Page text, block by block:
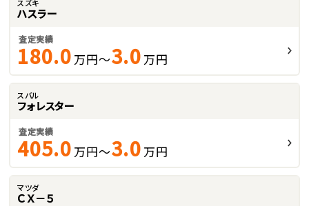
スズキ
ハスラー
査定実績
180.0 万円～3.0 万円
スバル
フォレスター
査定実績
405.0 万円～3.0 万円
マツダ
ＣＸ－５